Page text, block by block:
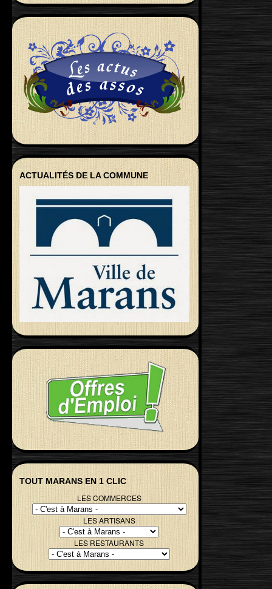
ACTUALITÉS DE LA COMMUNE
TOUT MARANS EN 1 CLIC
LES COMMERCES
LES ARTISANS
LES RESTAURANTS